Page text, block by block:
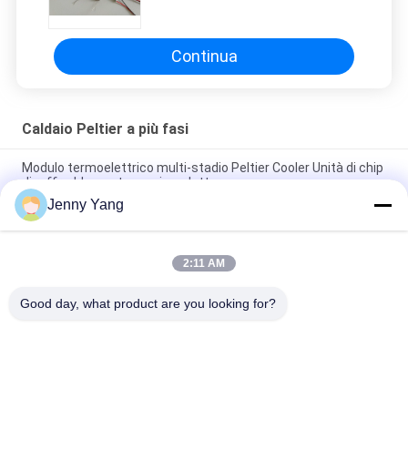
Continua
Caldaio Peltier a più fasi
Modulo termoelettrico multi-stadio Peltier Cooler Unità di chip
di raffreddamento semiconduttore
Modulo termoelettrico a più stadi, chip di raffreddamento
semiconduttore, finitura dorata
Automobile Peltier Multi Stage Cooler Tec Peltier Modulo di
Jenny Yang
2:11 AM
Good day, what product are you looking for?